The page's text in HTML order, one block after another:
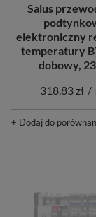
Salus
elektroniczny
temperatury
dobowy,
318,83 zł /
+ Dodaj do